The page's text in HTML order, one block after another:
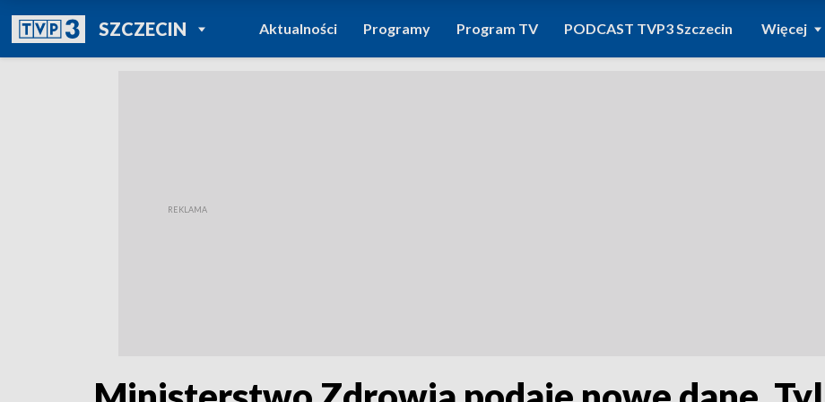
SZCZECINPOWRÓT DO
TVP REGIONY
Aktualności Programy Program TV PODCAST TVP3 Szczecin Więcej